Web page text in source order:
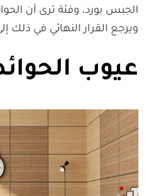
الجبس بورد، وفئة ترى أن
ويرجع القرار النهائي في ذلك
عيوب